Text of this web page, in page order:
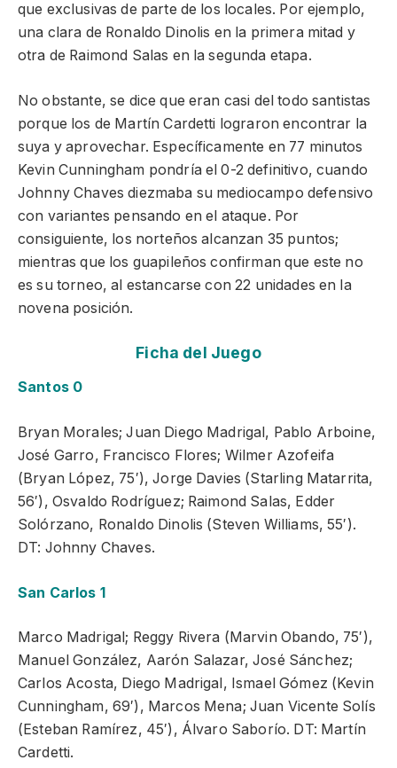
que exclusivas de parte de los locales. Por ejemplo,
una clara de Ronaldo Dinolis en la primera mitad y
otra de Raimond Salas en la segunda etapa.
No obstante, se dice que eran casi del todo santistas
porque los de Martín Cardetti lograron encontrar la
suya y aprovechar. Específicamente en 77 minutos
Kevin Cunningham pondría el 0-2 definitivo, cuando
Johnny Chaves diezmaba su mediocampo defensivo
con variantes pensando en el ataque. Por
consiguiente, los norteños alcanzan 35 puntos;
mientras que los guapileños confirman que este no
es su torneo, al estancarse con 22 unidades en la
novena posición.
Ficha del Juego
Santos 0
Bryan Morales; Juan Diego Madrigal, Pablo Arboine,
José Garro, Francisco Flores; Wilmer Azofeifa
(Bryan López, 75′), Jorge Davies (Starling Matarrita,
56′), Osvaldo Rodríguez; Raimond Salas, Edder
Solórzano, Ronaldo Dinolis (Steven Williams, 55′).
DT: Johnny Chaves.
San Carlos 1
Marco Madrigal; Reggy Rivera (Marvin Obando, 75′),
Manuel González, Aarón Salazar, José Sánchez;
Carlos Acosta, Diego Madrigal, Ismael Gómez (Kevin
Cunningham, 69′), Marcos Mena; Juan Vicente Solís
(Esteban Ramírez, 45′), Álvaro Saborío. DT: Martín
Cardetti.